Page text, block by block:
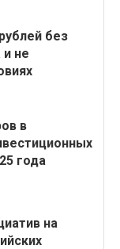
без
не
в
года
на